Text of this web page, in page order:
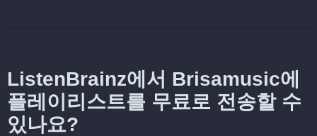
ListenBrainz에서 Brisamusic에
플레이리스트를 무료로 전송할 수
있나요?